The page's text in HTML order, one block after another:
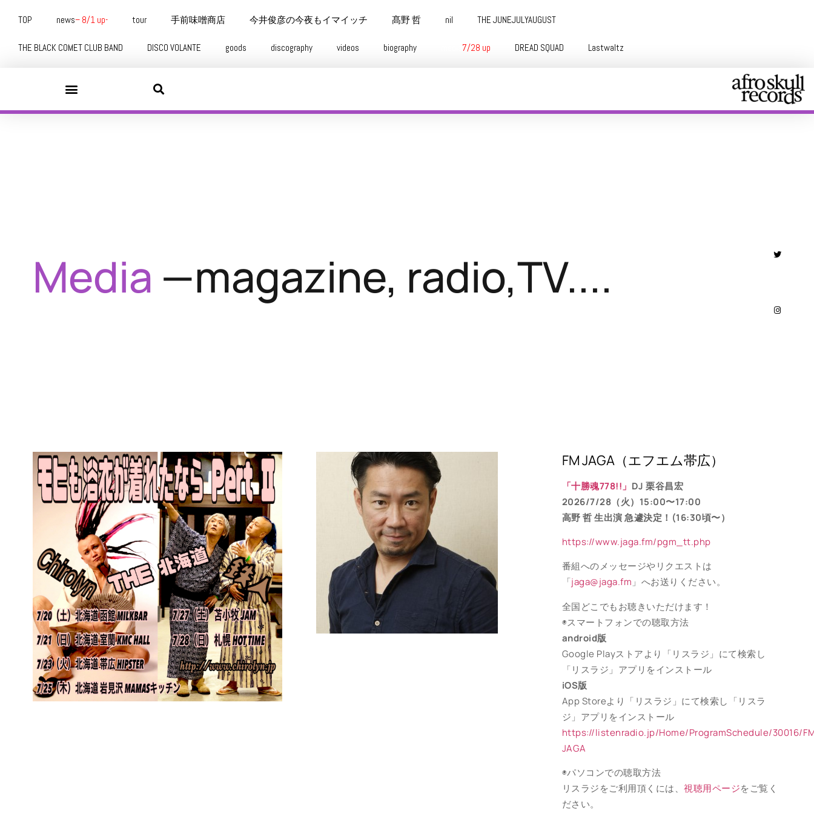
TOP news– 8/1 up- tour 手前味噌商店 今井俊彦の今夜もイマイッチ 髙野 哲 nil THE JUNEJULYAUGUST
THE BLACK COMET CLUB BAND DISCO VOLANTE goods discography videos biography 7/28 up DREAD SQUAD Lastwaltz
Media —magazine, radio,TV....
FM JAGA（エフエム帯広）
「十勝魂778!!」 DJ 栗谷昌宏
2026/7/28（火）15:00〜17:00
高野 哲 生出演 急遽決定！(16:30頃〜）
https://www.jaga.fm/pgm_tt.php
番組へのメッセージやリクエストは
「jaga@jaga.fm」へお送りください。
全国どこでもお聴きいただけます！
◉スマートフォンでの聴取方法
android版
Google Playストアより「リスラジ」にて検索し
「リスラジ」アプリをインストール
iOS版
App Storeより「リスラジ」にて検索し「リスラ
ジ」アプリをインストール
https://listenradio.jp/Home/ProgramSchedule/30016/
JAGA
◉パソコンでの聴取方法
リスラジをご利用頂くには、視聴用ページをご覧く
ださい。